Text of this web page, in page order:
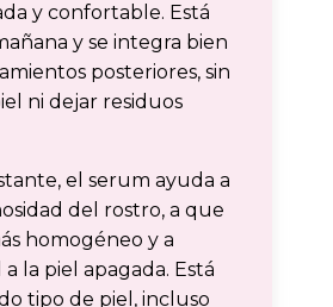
y confortable. Está
y se integra bien
posteriores, sin
ni dejar residuos
el serum ayuda a
del rostro, a que
homogéneo y a
la piel apagada. Está
tipo de piel, incluso